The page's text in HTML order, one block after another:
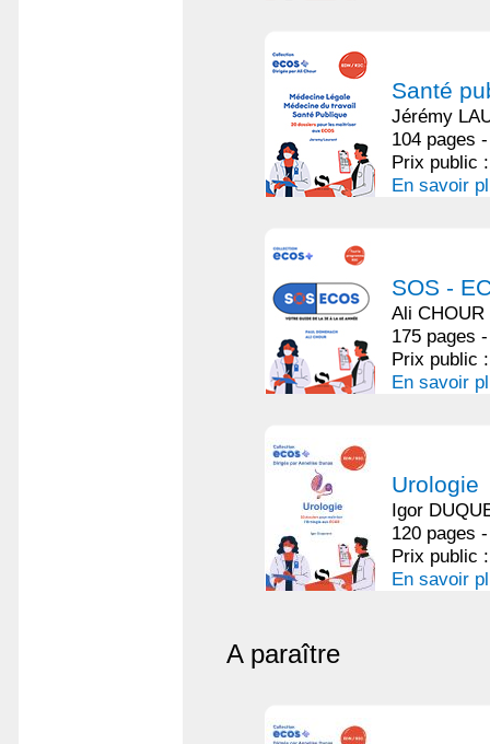
Santé
Jérémy
104 pages
Prix public
En savoir
SOS -
Ali CHOUR
175 pages
Prix public
En savoir
Urologie
Igor
120 pages
Prix public
En savoir
A paraître